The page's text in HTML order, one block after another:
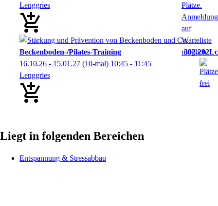
Lenggries
Beckenboden-/Pilates-Training
302.202Lc
16.10.26 - 15.01.27 (10-mal) 10:45 - 11:45
Lenggries
Liegt in folgenden Bereichen
Entspannung & Stressabbau